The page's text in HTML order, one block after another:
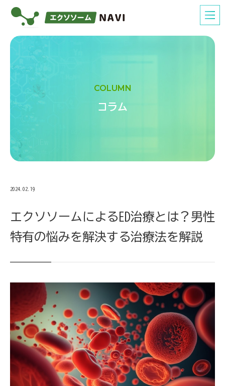
COLUMN
コラム
2024.02.19
エクソソームによるED治療とは？男性
特有の悩みを解決する治療法を解説